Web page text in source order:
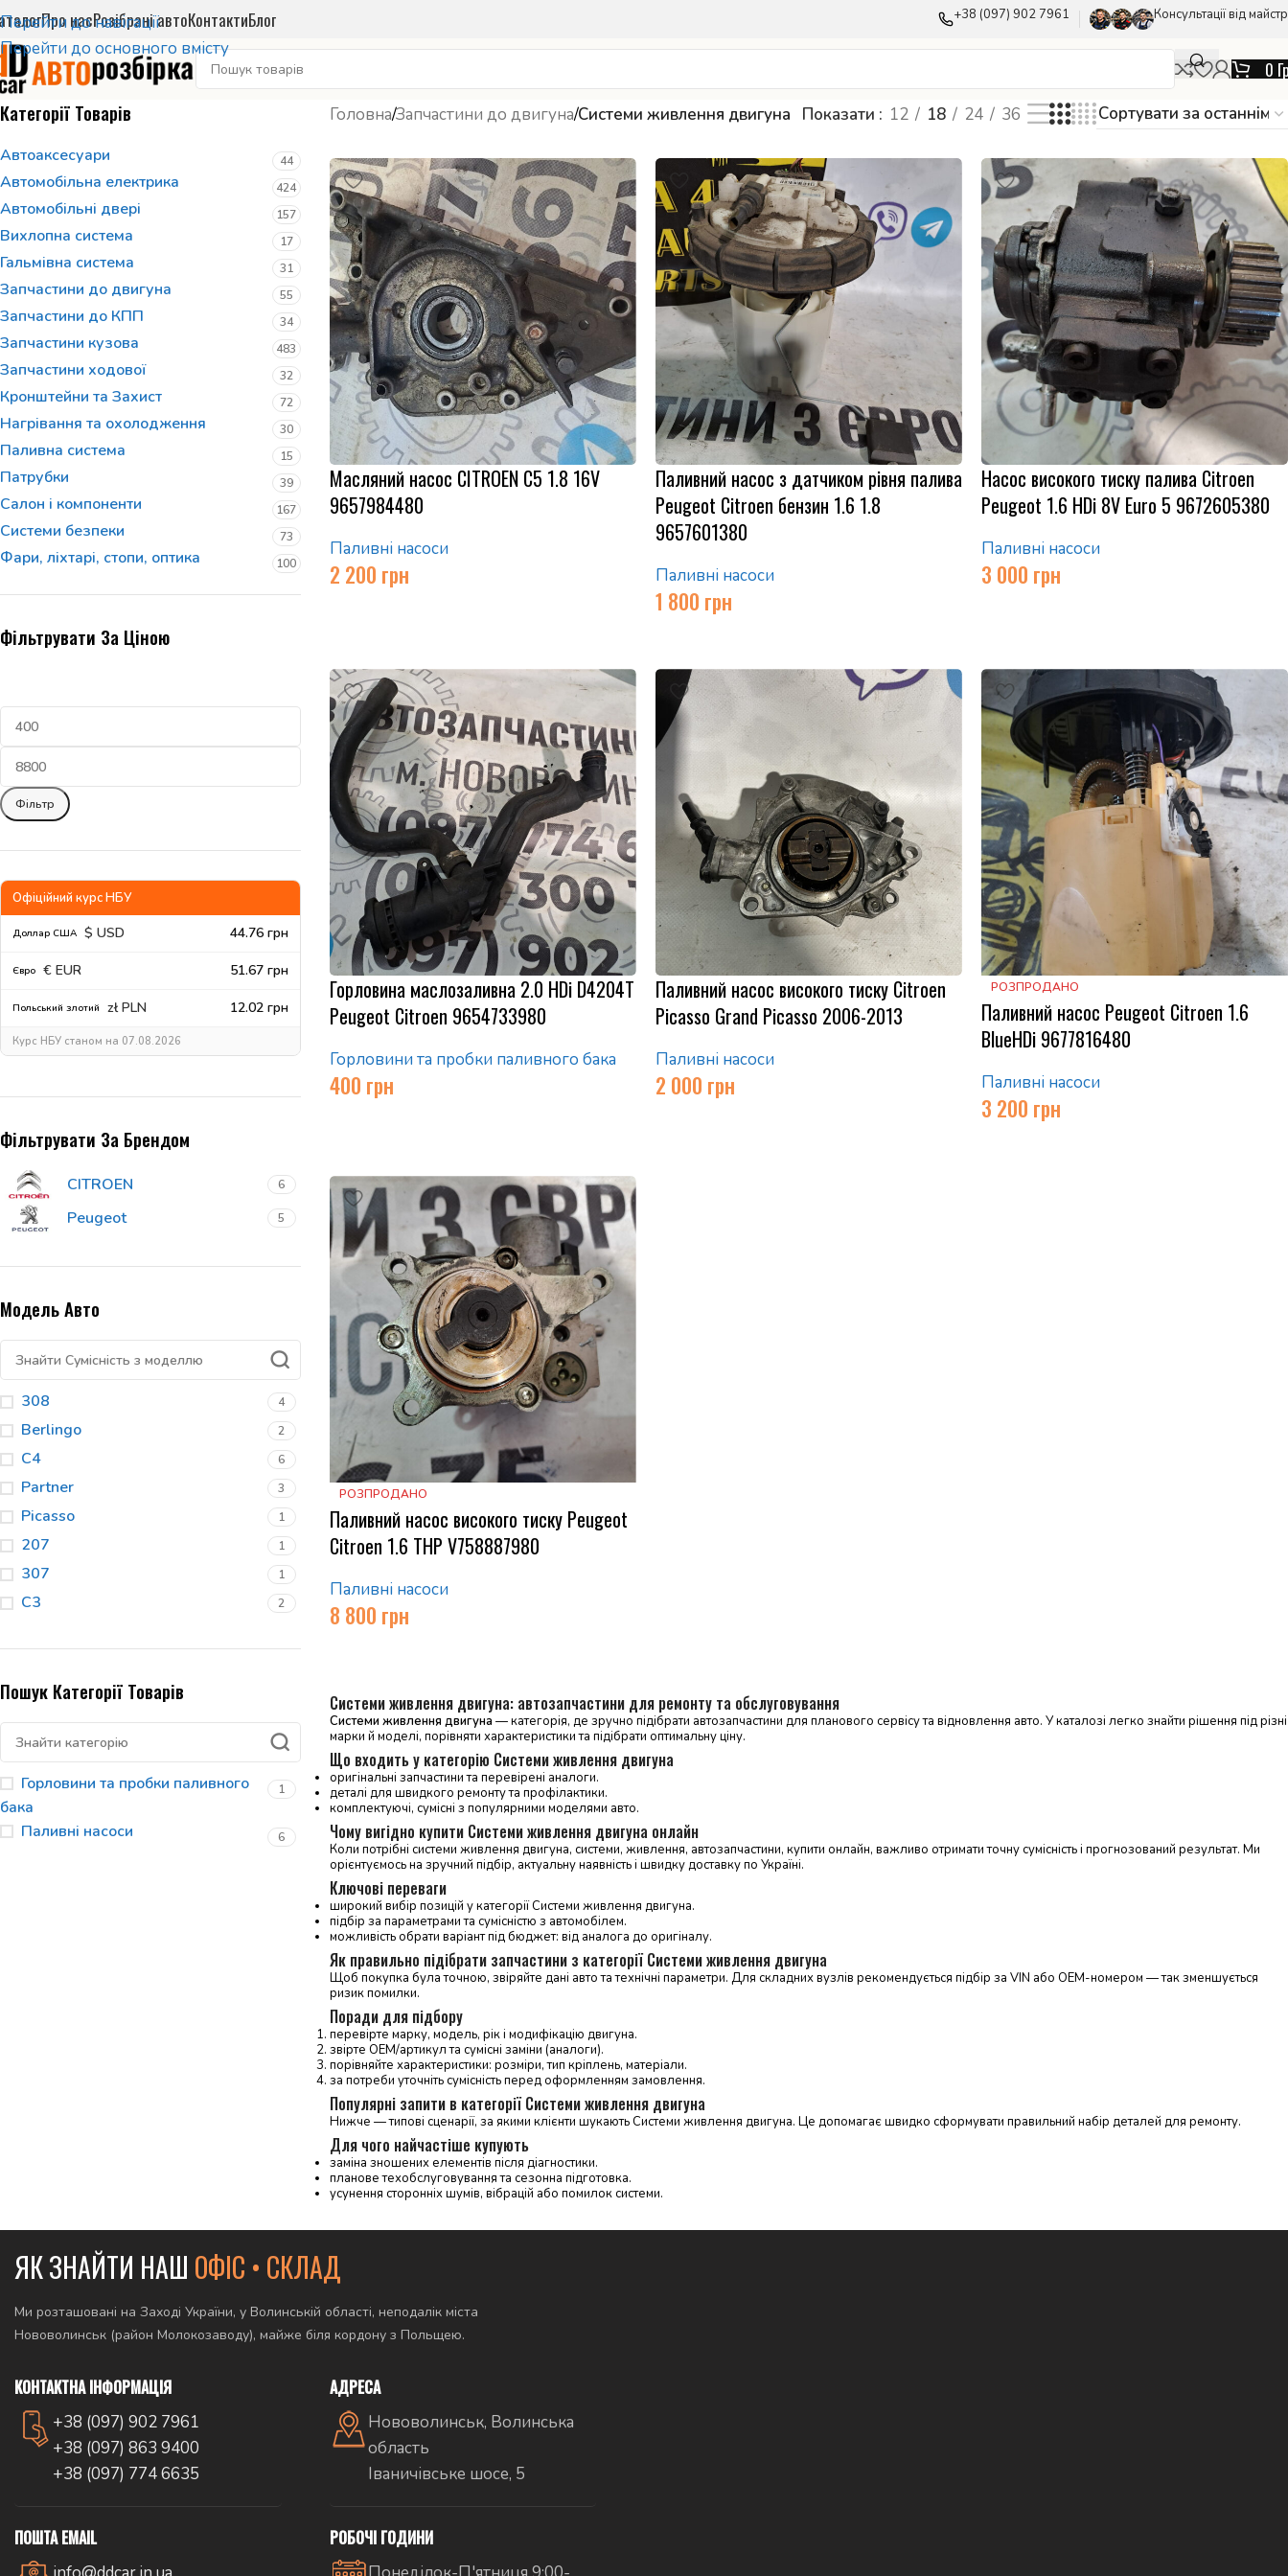
Перейти до навігації
Перейти до основного вмісту
Про насРозібрані автоКонтактиБлог +38 (097) 902 7961 Консультації від
0
Категорії Товарів
Автоаксесуари 44
Автомобільна електрика 424
Автомобільні двері 157
Вихлопна система 17
Гальмівна система 31
Запчастини до двигуна 55
Запчастини до КПП 34
Запчастини кузова 483
Запчастини ходової 32
Кронштейни та Захист 72
Нагрівання та охолодження 30
Паливна система 15
Патрубки 39
Салон і компоненти 167
Системи безпеки 73
Фари, ліхтарі, стопи, оптика 100
Фільтрувати За Ціною
Фільтр
Офіційний курс НБУ
Доллар США $ USD 44.76 грн
Євро € EUR 51.67 грн
Польський злотий zł PLN 12.02 грн
Курс НБУ станом на 07.08.2026
Фільтрувати За Брендом
CITROEN 6
Peugeot 5
Модель Авто
308 4
Berlingo 2
C4 6
Partner 3
Picasso 1
207 1
307 1
C3 2
Пошук Категорії Товарів
Горловини та пробки паливного
бака
1
Паливні насоси 6
Головна/Запчастини до двигуна/Системи живлення двигуна Показати 12 18 24 36
Масляний насос CITROEN C5 1.8 16V
9657984480
Паливні насоси
2 200 грн
Паливний насос з датчиком рівня палива
Peugeot Citroen бензин 1.6 1.8
9657601380
Паливні насоси
1 800 грн
Насос високого тиску палива Citroen
Peugeot 1.6 HDi 8V Euro 5 9672605380
Паливні насоси
3 000 грн
Горловина маслозаливна 2.0 HDi D4204T
Peugeot Citroen 9654733980
Горловини та пробки паливного бака
400 грн
Паливний насос високого тиску Citroen
Picasso Grand Picasso 2006-2013
Паливні насоси
2 000 грн
РОЗПРОДАНО
Паливний насос Peugeot Citroen 1.6
BlueHDi 9677816480
Паливні насоси
3 200 грн
РОЗПРОДАНО
Паливний насос високого тиску Peugeot
Citroen 1.6 THP V758887980
Паливні насоси
8 800 грн
Системи живлення двигуна: автозапчастини для ремонту та обслуговування
Системи живлення двигуна — категорія, де зручно підібрати автозапчастини для планового сервісу та відновлення авто. У каталозі легко знайти рішення під різні
марки й моделі, порівняти характеристики та підібрати оптимальну ціну.
Що входить у категорію Системи живлення двигуна
оригінальні запчастини та перевірені аналоги.
деталі для швидкого ремонту та профілактики.
комплектуючі, сумісні з популярними моделями авто.
Чому вигідно купити Системи живлення двигуна онлайн
Коли потрібні системи живлення двигуна, системи, живлення, автозапчастини, купити онлайн, важливо отримати точну сумісність і прогнозований результат. Ми
орієнтуємось на зручний підбір, актуальну наявність і швидку доставку по Україні.
Ключові переваги
широкий вибір позицій у категорії Системи живлення двигуна.
підбір за параметрами та сумісністю з автомобілем.
можливість обрати варіант під бюджет: від аналога до оригіналу.
Як правильно підібрати запчастини з категорії Системи живлення двигуна
Щоб покупка була точною, звіряйте дані авто та технічні параметри. Для складних вузлів рекомендується підбір за VIN або OEM-номером — так зменшується
ризик помилки.
Поради для підбору
перевірте марку, модель, рік і модифікацію двигуна.
звірте OEM/артикул та сумісні заміни (аналоги).
порівняйте характеристики: розміри, тип кріплень, матеріали.
за потреби уточніть сумісність перед оформленням замовлення.
Популярні запити в категорії Системи живлення двигуна
Нижче — типові сценарії, за якими клієнти шукають Системи живлення двигуна. Це допомагає швидко сформувати правильний набір деталей для ремонту.
Для чого найчастіше купують
заміна зношених елементів після діагностики.
планове техобслуговування та сезонна підготовка.
усунення сторонніх шумів, вібрацій або помилок системи.
ЯК ЗНАЙТИ НАШ ОФІС • СКЛАД
Ми розташовані на Заході України, у Волинській області, неподалік міста
Нововолинськ (район Молокозаводу), майже біля кордону з Польщею.
КОНТАКТНА ІНФОРМАЦІЯ
+38 (097) 902 7961
+38 (097) 863 9400
+38 (097) 774 6635
ПОШТА EMAIL
АДРЕСА
Нововолинськ, Волинська
область
Іваничівське шосе, 5
РОБОЧІ ГОДИНИ